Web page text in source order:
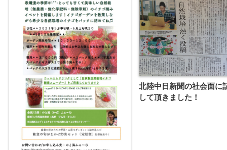
北陸中日新聞の社会面に
して頂きました！